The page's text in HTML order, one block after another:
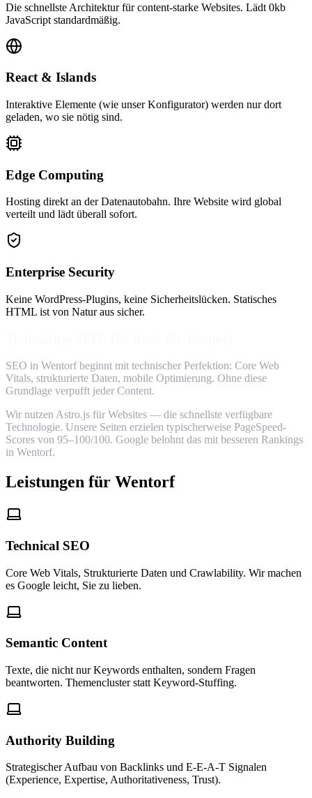
Die schnellste Architektur für content-starke Websites. Lädt 0kb
JavaScript standardmäßig.
React & Islands
Interaktive Elemente (wie unser Konfigurator) werden nur dort
geladen, wo sie nötig sind.
Edge Computing
Hosting direkt an der Datenautobahn. Ihre Website wird global
verteilt und lädt überall sofort.
Enterprise Security
Keine WordPress-Plugins, keine Sicherheitslücken. Statisches
HTML ist von Natur aus sicher.
SEO in Wentorf beginnt mit technischer Perfektion: Core Web
Vitals, strukturierte Daten, mobile Optimierung. Ohne diese
Grundlage verpufft jeder Content.
Wir nutzen Astro.js für Websites — die schnellste verfügbare
Technologie. Unsere Seiten erzielen typischerweise PageSpeed-
Scores von 95–100/100. Google belohnt das mit besseren Rankings
in Wentorf.
Leistungen für Wentorf
Technical SEO
Core Web Vitals, Strukturierte Daten und Crawlability. Wir machen
es Google leicht, Sie zu lieben.
Semantic Content
Texte, die nicht nur Keywords enthalten, sondern Fragen
beantworten. Themencluster statt Keyword-Stuffing.
Authority Building
Strategischer Aufbau von Backlinks und E-E-A-T Signalen
(Experience, Expertise, Authoritativeness, Trust).